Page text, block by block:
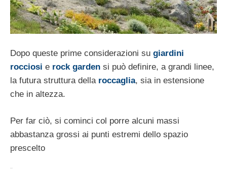
Dopo queste prime considerazioni su giardini
rocciosi e rock garden si può definire, a grandi linee,
la futura struttura della roccaglia, sia in estensione
che in al­tezza.
Per far ciò, si cominci col porre alcuni massi
abbastanza grossi ai punti estremi dello spa­zio
prescelto